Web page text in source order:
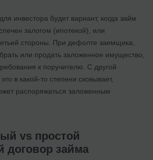
инвестора будет вариант, когда займ
залогом (ипотекой), или
стороны. При дефолте заемщика,
или продать заложенное имущество,
к поручителю. С другой
в какой-то степени сковывает,
распоряжаться заложенным
vs простой
договор займа